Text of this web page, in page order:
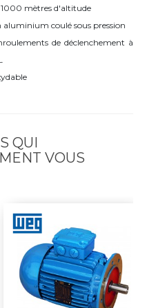
mètres d'altitude
coulé sous pression
de déclenchement à
QUI
VOUS